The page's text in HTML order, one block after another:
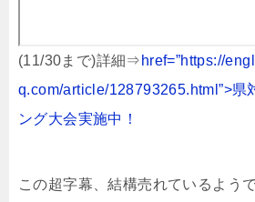
(11/30まで)詳細⇒ href=”https://
q.com/article/128793265.html”>
ング大会実施中！
この超字幕、結構売れているようで